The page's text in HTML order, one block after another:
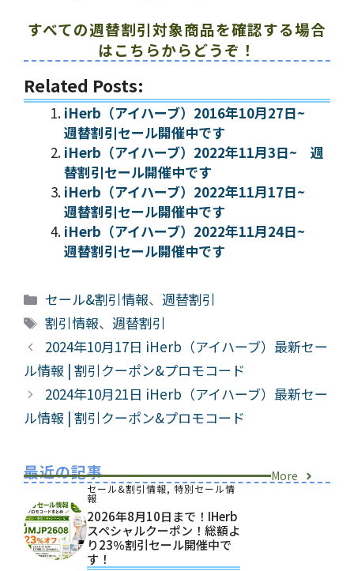
すべての週替割引対象商品を確認する場合
はこちらからどうぞ！
Related Posts:
iHerb（アイハーブ）2016年10月27日~
週替割引セール開催中です
iHerb（アイハーブ）2022年11月3日~ 週
替割引セール開催中です
iHerb（アイハーブ）2022年11月17日~
週替割引セール開催中です
iHerb（アイハーブ）2022年11月24日~
週替割引セール開催中です
カ
テ
ゴ
リ
ー
セール&割引情報、週替割引
タ
グ
割引情報、週替割引
2024年10月17日 iHerb（アイハーブ）最新セー
ル情報 | 割引クーポン&プロモコード
2024年10月21日 iHerb（アイハーブ）最新セー
ル情報 | 割引クーポン&プロモコード
最近の記事 More
セール&割引情報, 特別セール情
報
2026年8月10日まで！iHerb
スペシャルクーポン！総額よ
り23％割引セール開催中で
す！